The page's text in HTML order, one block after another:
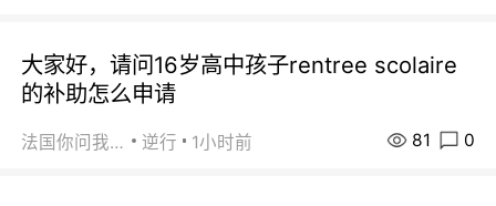
大家好，请问16岁高中孩子rentree scolaire
的补助怎么申请
法国你问我答 逆行 1小时前 81 0